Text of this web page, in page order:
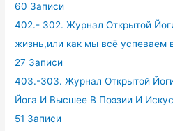
60 Записи
402.- 302. Журнал Открытой
жизнь,или как мы всё успеваем
27 Записи
403.-303. Журнал Открытой
Йога И Высшее В Поэзии И
51 Записи